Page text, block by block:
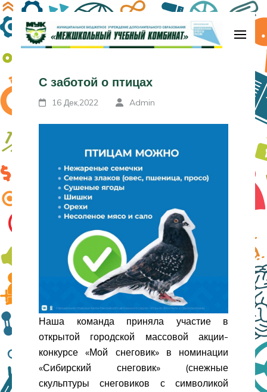
Перейти
к
содержимому
Enter)комбинат»
С заботой о птицах
16 Дек,2022 Admin
Наша команда приняла участие в
открытой городской массовой акции-
конкурсе «Мой снеговик» в номинации
«Сибирский снеговик» (снежные
скульптуры снеговиков с символикой